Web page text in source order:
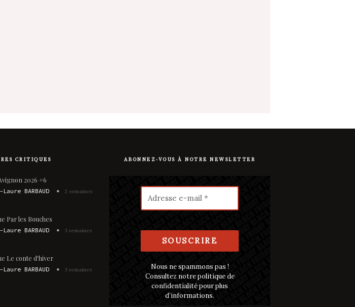
CRITIQUES
2026 #6
BARBAUD
2 semaines
Par les Bouches
BARBAUD
3 semaines
Le conte d'hiver
BARBAUD
3 semaines
ABONNEZ-VOUS À NOTRE NEWSLETTER
Nous ne spammons pas !
Consultez notrepolitique de
confidentialitépour plus
d’informations.